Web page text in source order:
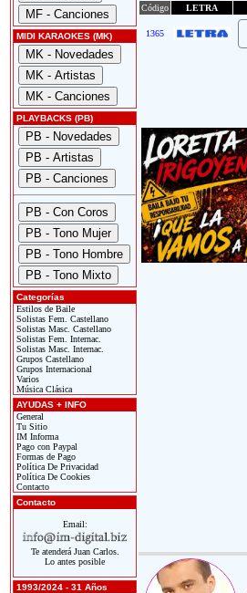
MIDI KARAOKES (MK)
PLAYBACKS (PB)
Categorías
Estilos de Baile
Solistas Fem. Castellano
Solistas Masc. Castellano
Solistas Fem. Internac.
Solistas Masc. Internac.
Grupos Castellano
Grupos Internacional
Varios
Música Clásica
AYUDAS + INFO
General
Tu Sitio
IM Informa
Pago con Paypal
Formas de Pago
Política De Privacidad
Política De Cookies
Contacto
Contacto
Email:
Te atenderá Juan Carlos.
Lo antes posible
1993/2024 - 31 Años
Código
LETRA
1365